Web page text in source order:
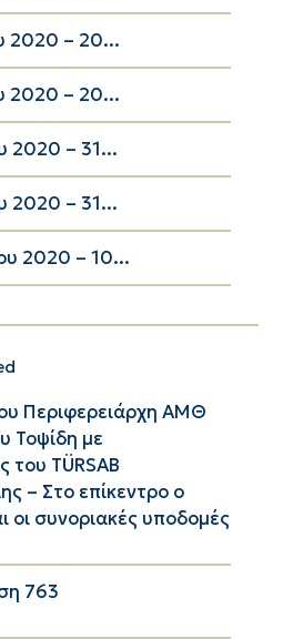
2020 – 20...
2020 – 20...
2020 – 31...
2020 – 31...
2020 – 10...
Περιφερειάρχη ΑΜΘ
Τοψίδη με
TÜRSAB
– Στο επίκεντρο ο
οι συνοριακές υποδομές
763